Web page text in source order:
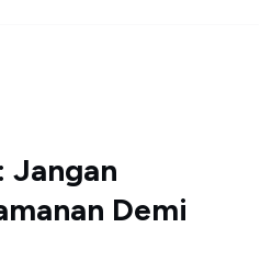
Jangan
Demi